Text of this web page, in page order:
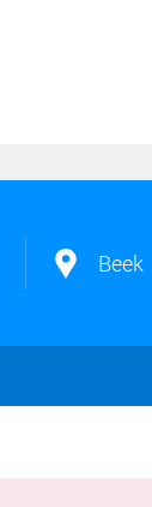
Beek